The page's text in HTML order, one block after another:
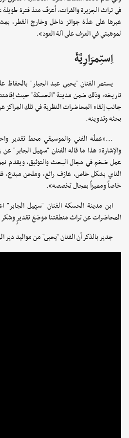
في تراث الجزيرة والفرات، أعزفُ منذ فترة
عبرها على عدّة جوائز داخل وخارج القطر،
لموهبتي في العزف على آلة العود».
اِستِمرَارِيَّةٌ
يستمر الفنان "يحيى عبد الجبار" بالحفاظ
تاريخه، وذلك ضمن مدينة "الحسكة" حيث إقامته
جانب إلقاء المحاضرات النظرية في تلك
بحثه وتدوينه.
...«عملُه الفني والموسيقي محط تقدير
والإشارة» هذا ما قاله الفنان "سهيل الجابر"
عمل ضخم في مجال البحث والتوثيق، ويقدم
الناي بشكل خاص، عازف رائع، وملحن مبدع،
خاصاً ومميزاً بمجال تخصصه».
ابن مدينة الحسكة الفنان "سهيل الجابر"
المحاضرات عن تراث منطقتنا موضعَ تقديرٍ
جدير بالذكر أن الفنان "يحيى" من مواليد دير الزور